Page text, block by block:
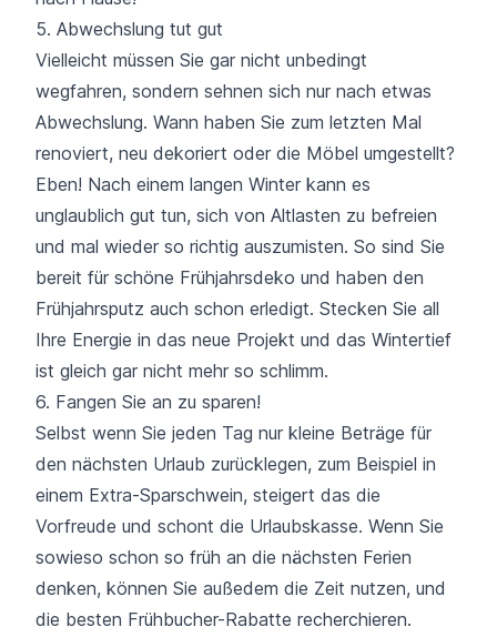
5. Abwechslung tut gut
Vielleicht müssen Sie gar nicht unbedingt
wegfahren, sondern sehnen sich nur nach etwas
Abwechslung. Wann haben Sie zum letzten Mal
renoviert, neu dekoriert oder die Möbel umgestellt?
Eben! Nach einem langen Winter kann es
unglaublich gut tun, sich von Altlasten zu befreien
und mal wieder so richtig auszumisten. So sind Sie
bereit für schöne Frühjahrsdeko und haben den
Frühjahrsputz auch schon erledigt. Stecken Sie all
Ihre Energie in das neue Projekt und das Wintertief
ist gleich gar nicht mehr so schlimm.
6. Fangen Sie an zu sparen!
Selbst wenn Sie jeden Tag nur kleine Beträge für
den nächsten Urlaub zurücklegen, zum Beispiel in
einem Extra-Sparschwein, steigert das die
Vorfreude und schont die Urlaubskasse. Wenn Sie
sowieso schon so früh an die nächsten Ferien
denken, können Sie außedem die Zeit nutzen, und
die besten Frühbucher-Rabatte recherchieren.